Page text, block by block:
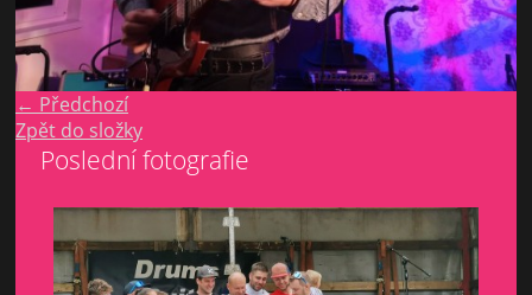
← Předchozí
Zpět do složky
Poslední fotografie